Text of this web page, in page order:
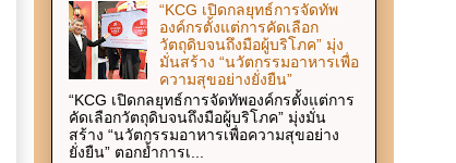
“KCG เปิดกลยุทธ์การจัดทัพ
องค์กรตั้งแต่การคัดเลือก
วัตถุดิบจนถึงมือผู้บริโภค” มุ่ง
มั่นสร้าง “นวัตกรรมอาหารเพื่อ
ความสุขอย่างยั่งยืน”
“KCG เปิดกลยุทธ์การจัดทัพองค์กรตั้งแต่การ
คัดเลือกวัตถุดิบจนถึงมือผู้บริโภค” มุ่งมั่น
สร้าง “นวัตกรรมอาหารเพื่อความสุขอย่าง
ยั่งยืน” ตอกย้ำการเ...